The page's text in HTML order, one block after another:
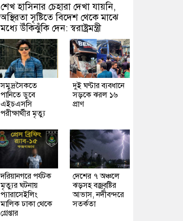
শেখ হাসিনার চেহারা দেখা যায়নি,
অস্থিরতা সৃষ্টিতে বিদেশ থেকে মাঝে
মধ্যে উঁকিঝুঁকি দেন: স্বরাষ্ট্রমন্ত্রী
সমুদ্রসৈকতে
পানিতে ডুবে
এইচএসসি
পরীক্ষার্থীর মৃত্যু
দুই ঘণ্টার ব্যবধানে
সড়কে ঝরল ১৬
প্রাণ
দরিয়ানগরে পর্যটক
মৃত্যুর ঘটনায়
প্যারাসেইলিং
মালিক ঢাকা থেকে
গ্রেপ্তার
দেশের ৭ অঞ্চলে
ঝড়সহ বজ্রবৃষ্টির
আভাস, নদীবন্দরে
সতর্কতা